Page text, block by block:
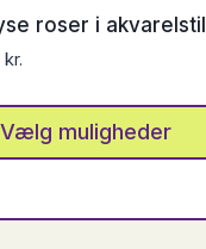
roser i akvarelstil
kr.
Vælg muligheder